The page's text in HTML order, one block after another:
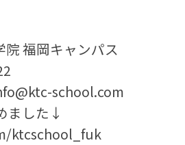
院 福岡キャンパス
school.com
ました↓
ktcschool_fuk